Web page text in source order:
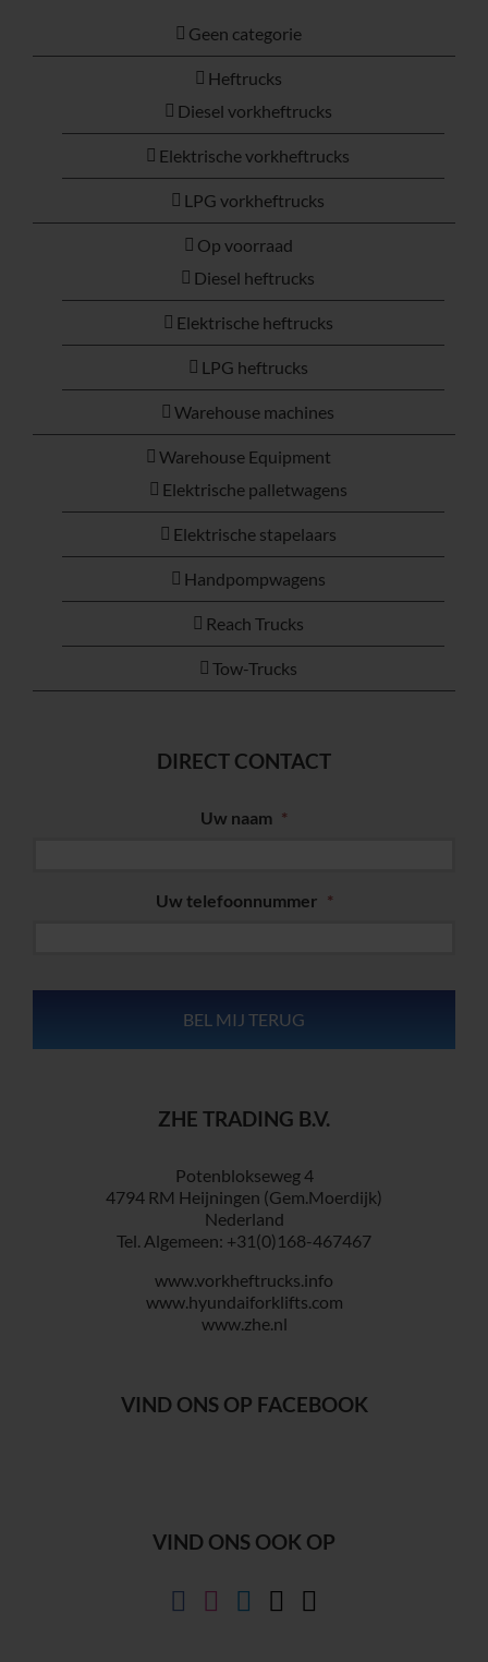
Geen categorie
Heftrucks
Diesel vorkheftrucks
Elektrische vorkheftrucks
LPG vorkheftrucks
Op voorraad
Diesel heftrucks
Elektrische heftrucks
LPG heftrucks
Warehouse machines
Warehouse Equipment
Elektrische palletwagens
Elektrische stapelaars
Handpompwagens
Reach Trucks
Tow-Trucks
DIRECT CONTACT
Uw naam *
Uw telefoonnummer *
ZHE TRADING B.V.
Potenblokseweg 4
4794 RM Heijningen (Gem.Moerdijk)
Nederland
Tel. Algemeen: +31(0)168-467467
www.vorkheftrucks.info
www.hyundaiforklifts.com
www.zhe.nl
VIND ONS OP FACEBOOK
VIND ONS OOK OP